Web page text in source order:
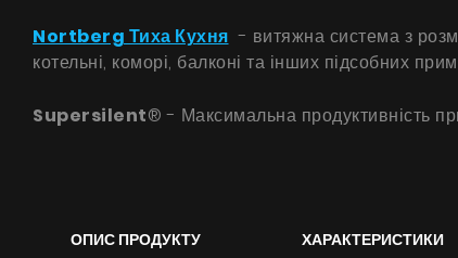
Nortberg Тиха Кухня - витяжна система з
котельні, коморі, балконі та інших підсобних
Supersilent® - Максимальна продуктивність
ОПИС ПРОДУКТУ ХАРАКТЕРИСТИКИ